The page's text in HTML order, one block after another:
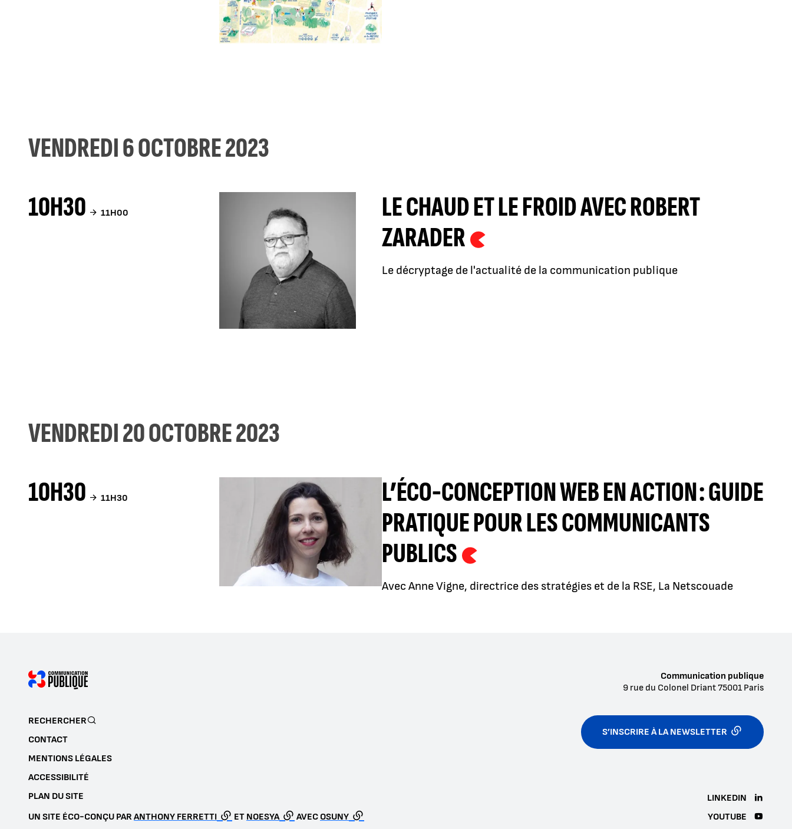
VENDREDI 6 OCTOBRE 2023
LE CHAUD ET LE FROID AVEC ROBERT
ZARADER
10H30 11H00
Le décryptage de l'actualité de la communication publique
VENDREDI 20 OCTOBRE 2023
L’ÉCO-CONCEPTION WEB EN ACTION : GUIDE
PRATIQUE POUR LES COMMUNICANTS
PUBLICS
10H30 11H30
Avec Anne Vigne, directrice des stratégies et de la RSE, La Netscouade
Communication publique
9 rue du Colonel Driant75001 Paris
S’INSCRIRE À LA NEWSLETTER
LINKEDIN
YOUTUBE
RECHERCHER
CONTACT
MENTIONS LÉGALES
ACCESSIBILITÉ
PLAN DU SITE
UN SITE ÉCO-CONÇU PARANTHONY FERRETTI ET NOESYA AVEC OSUNY